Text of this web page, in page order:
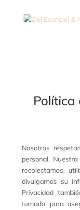
Nosotros
personal.
recolectamos,
divulgamos su
Privacidad
tomado para